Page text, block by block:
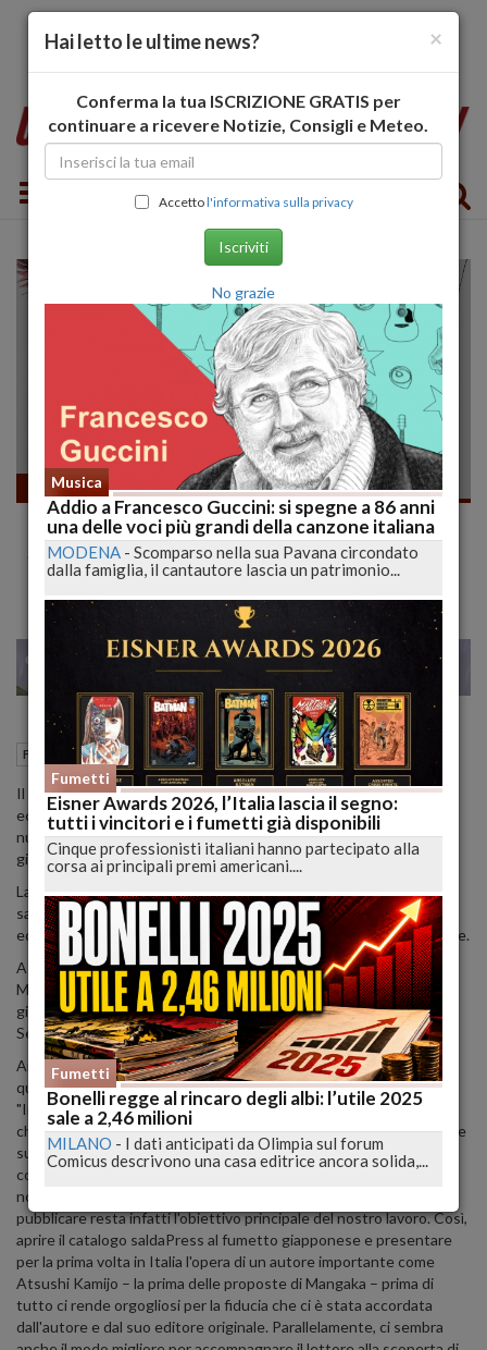
Toggle navigation
Fumetti
"Mangaka" il fumetto giapponese secondo
SaldaPress
MILANO 22 25
Fumetti Modena (MO) 20 Luglio 2022 17:07
Il catalogo saldaPress, senza dubbio una delle case editrici più
eclettiche del panorama del fumetto italiano, si arricchisce di una
nuova, prestigiosa, collana: Mangaka, dedicata al grande fumetto
giapponese.
La collana Mangaka, come tutte le opere proposte da saldaPress,
sarà caratterizzata da quelle che sono le parole chiave della casa
editrice: grandi autori, grandi storie e grandissima qualità editoriale.
A dimostrazione all'attento lavoro di ricerca che è stato fatto per
Mangaka, ad aprire la collana sarà un maestro del fumetto
giapponese, Atsushi Kamijo, di cui saldaPress presenterà To-y e
Sex, due opere cult degli anni ‘80, mai pubblicate in Italia.
Andrea Ciccarelli, direttore editoriale di saldaPress, spiega con
queste parole l’idea alla base della collana:
"In un panorama affollato come quello italiano dei manga, la scelta
che abbiamo fatto per Mangaka è quella di focalizzarci sugli autori e
sulla qualità delle loro opere e, quindi, di mantenere una forte
continuità con quella che è da sempre la proposta editoriale della
nostra casa editrice. Valorizzare al massimo ciò che scegliamo di
pubblicare resta infatti l'obiettivo principale del nostro lavoro. Così,
aprire il catalogo saldaPress al fumetto giapponese e presentare
per la prima volta in Italia l'opera di un autore importante come
Atsushi Kamijo – la prima delle proposte di Mangaka – prima di
tutto ci rende orgogliosi per la fiducia che ci è stata accordata
dall'autore e dal suo editore originale. Parallelamente, ci sembra
×
Hai letto le ultime news?
Conferma la tua ISCRIZIONE GRATIS per
continuare a ricevere Notizie, Consigli e Meteo.
Accettol'informativa sulla privacy
Iscriviti
No grazie
Musica
Addio a Francesco Guccini: si spegne a 86 anni
una delle voci più grandi della canzone italiana
MODENA - Scomparso nella sua Pavana circondato
dalla famiglia, il cantautore lascia un patrimonio...
Fumetti
Eisner Awards 2026, l’Italia lascia il segno:
tutti i vincitori e i fumetti già disponibili
Cinque professionisti italiani hanno partecipato alla
corsa ai principali premi americani....
Fumetti
Bonelli regge al rincaro degli albi: l’utile 2025
sale a 2,46 milioni
MILANO - I dati anticipati da Olimpia sul forum
Comicus descrivono una casa editrice ancora solida,...